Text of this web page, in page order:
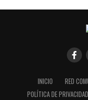
INICIO RED
POLÍTICA DE PRIVACIDAD